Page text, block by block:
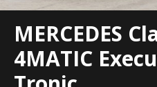
MERCEDES
4MATIC